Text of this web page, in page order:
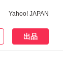
Yahoo! JAPAN
出品